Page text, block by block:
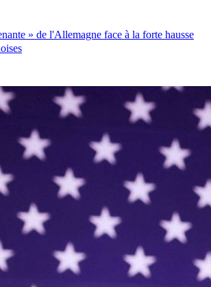
» de l'Allemagne face à la forte hausse